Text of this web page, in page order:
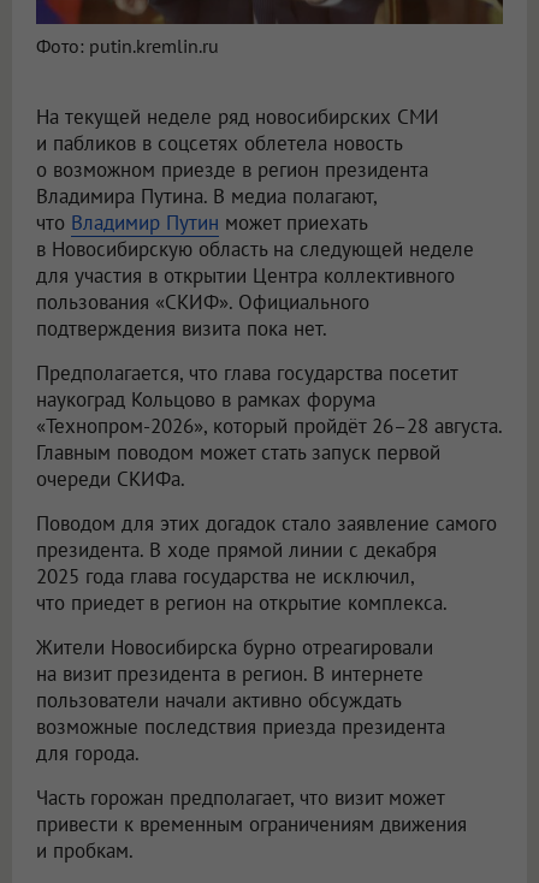
Фото: putin.kremlin.ru
На текущей неделе ряд новосибирских СМИ
и пабликов в соцсетях облетела новость
о возможном приезде в регион президента
Владимира Путина. В медиа полагают,
что Владимир Путин может приехать
в Новосибирскую область на следующей неделе
для участия в открытии Центра коллективного
пользования «СКИФ». Официального
подтверждения визита пока нет.
Предполагается, что глава государства посетит
наукоград Кольцово в рамках форума
«Технопром-2026», который пройдёт 26–28 августа.
Главным поводом может стать запуск первой
очереди СКИФа.
Поводом для этих догадок стало заявление самого
президента. В ходе прямой линии с декабря
2025 года глава государства не исключил,
что приедет в регион на открытие комплекса.
Жители Новосибирска бурно отреагировали
на визит президента в регион. В интернете
пользователи начали активно обсуждать
возможные последствия приезда президента
для города.
Часть горожан предполагает, что визит может
привести к временным ограничениям движения
и пробкам.